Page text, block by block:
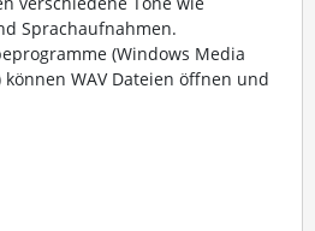
Sprachaufnahmen.
(Windows Media
können WAV Dateien öffnen und